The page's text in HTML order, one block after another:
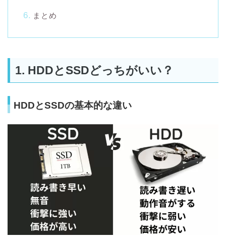
まとめ
1. HDDとSSDどっちがいい？
HDDとSSDの基本的な違い